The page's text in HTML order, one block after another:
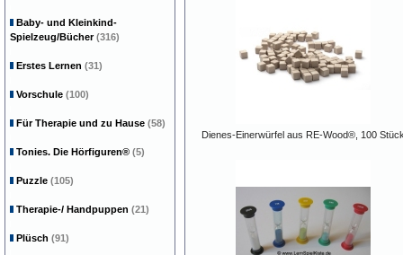
Dienes-Einerwürfel aus RE-Wood®, 100
Baby- und Kleinkind-
Spielzeug/Bücher(316)
Erstes Lernen (31)
Vorschule (100)
Für Therapie und zu Hause (58)
Tonies. Die Hörfiguren® (5)
Puzzle (105)
Therapie-/ Handpuppen (21)
Plüsch (91)